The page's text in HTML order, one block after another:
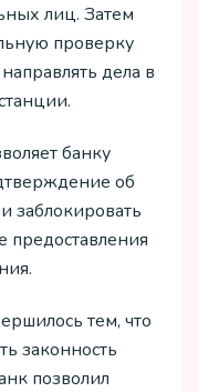
лиц. Затем
проверку
дела в
банку
об
заблокировать
предоставления
тем, что
законность
позволил